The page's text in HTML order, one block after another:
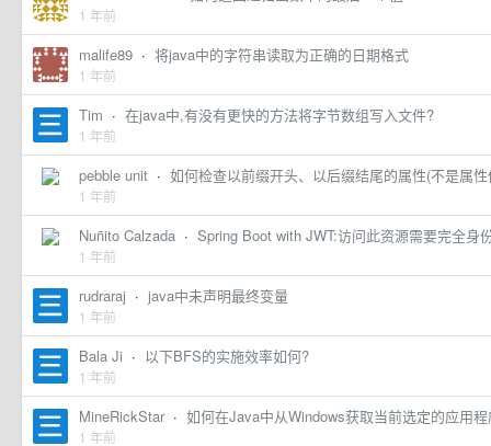
1 年前
malife89 · 将java中的字符串读取为正确的日期格式
1 年前
Tim · 在java中,有没有更快的方法将字节数组写入文件?
1 年前
pebble unit · 如何检查以前缀开头、以后缀结尾的属性(不是属性
1 年前
Nuñito Calzada · Spring Boot with JWT:访问此资源需要完全身
1 年前
rudraraj · java中未声明最终变量
1 年前
Bala Ji · 以下BFS的实施效率如何?
1 年前
MineRickStar · 如何在Java中从Windows获取当前选定的应用
1 年前